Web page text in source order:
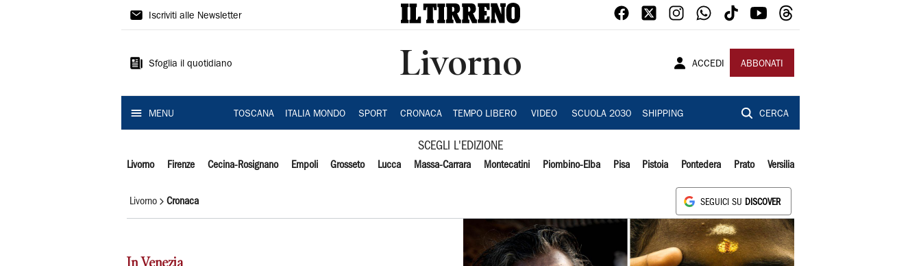
Il
Iscriviti alle Newsletter
Sfoglia il quotidiano Livorno ACCEDI ABBONATI
MENU TOSCANA ITALIA MONDO SPORT CRONACA TEMPO LIBERO VIDEO SCUOLA 2030 SHIPPING CERCA
SCEGLI L'EDIZIONE
Livorno Firenze Cecina-Rosignano Empoli Grosseto Lucca Massa-Carrara Montecatini Piombino-Elba Pisa Pistoia Pontedera Prato Versilia
Livorno Cronaca SEGUICI SU DISCOVER
In Venezia